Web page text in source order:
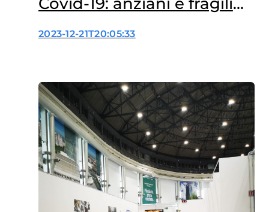
poco protetti
2023-12-21T20:05:33